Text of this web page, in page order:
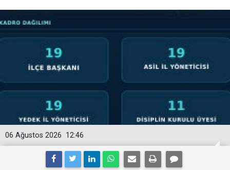
12:46
06 Ağustos 2026